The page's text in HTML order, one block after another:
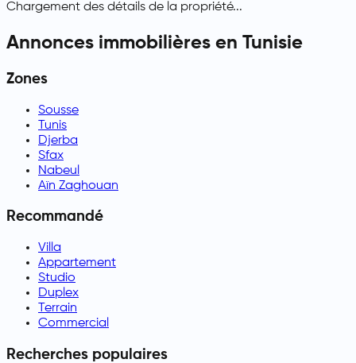
Chargement des détails de la propriété...
Annonces immobilières en Tunisie
Zones
Sousse
Tunis
Djerba
Sfax
Nabeul
Aïn Zaghouan
Recommandé
Villa
Appartement
Studio
Duplex
Terrain
Commercial
Recherches populaires